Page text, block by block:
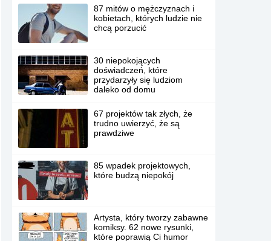
87 mitów o mężczyznach i
kobietach, których ludzie nie
chcą porzucić
30 niepokojących
doświadczeń, które
przydarzyły się ludziom
daleko od domu
67 projektów tak złych, że
trudno uwierzyć, że są
prawdziwe
85 wpadek projektowych,
które budzą niepokój
Artysta, który tworzy zabawne
komiksy. 62 nowe rysunki,
które poprawią Ci humor